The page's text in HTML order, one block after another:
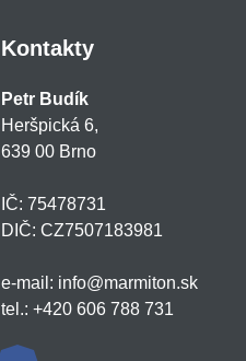
Kontakty
Petr Budík
Heršpická 6,
639 00 Brno
IČ: 75478731
DIČ: CZ7507183981
e-mail: info@marmiton.sk
tel.: +420 606 788 731